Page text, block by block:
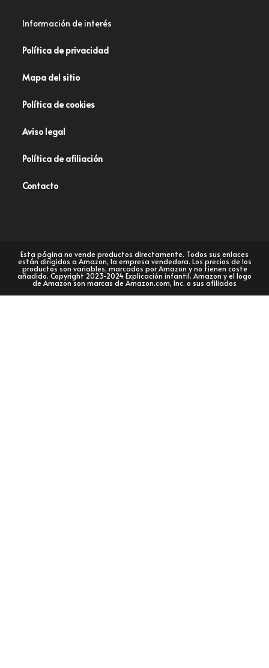
Información de interés
Política de privacidad
Mapa del sitio
Política de cookies
Aviso legal
Política de afiliación
Contacto
Esta página no vende productos directamente. Todos sus enlaces
están dirigidos a Amazon, la empresa vendedora. Los precios de los
productos son variables, marcados por Amazon y no tienen coste
añadido. Copyright 2023-2024 Explicación infantil. Amazon y el logo
de Amazon son marcas de Amazon.com, Inc. o sus afiliados